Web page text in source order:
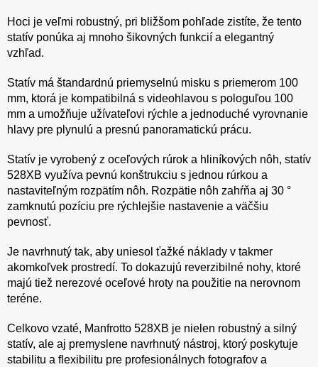
Hoci je veľmi robustný, pri bližšom pohľade zistíte, že tento
statív ponúka aj mnoho šikovných funkcií a elegantný
vzhľad.
Statív má štandardnú priemyselnú misku s priemerom 100
mm, ktorá je kompatibilná s videohlavou s pologuľou 100
mm a umožňuje užívateľovi rýchle a jednoduché vyrovnanie
hlavy pre plynulú a presnú panoramatickú prácu.
Statív je vyrobený z oceľových rúrok a hliníkových nôh, statív
528XB využíva pevnú konštrukciu s jednou rúrkou a
nastaviteľným rozpätím nôh. Rozpätie nôh zahŕňa aj 30 °
zamknutú pozíciu pre rýchlejšie nastavenie a väčšiu
pevnosť.
Je navrhnutý tak, aby uniesol ťažké náklady v takmer
akomkoľvek prostredí. To dokazujú reverzibilné nohy, ktoré
majú tiež nerezové oceľové hroty na použitie na nerovnom
teréne.
Celkovo vzaté, Manfrotto 528XB je nielen robustný a silný
statív, ale aj premyslene navrhnutý nástroj, ktorý poskytuje
stabilitu a flexibilitu pre profesionálnych fotografov a